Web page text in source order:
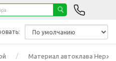
Материал автоклава